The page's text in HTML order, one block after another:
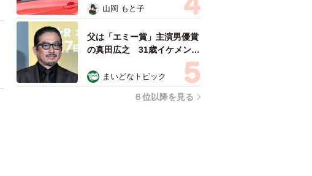
憩まで分刻み… 「大学生で
も組まねえよ！」
山岡 もと子
父は「エミー賞」主演男優賞
の真田広之 31歳イケメン俳
優が長髪ヒゲのワイルド近影
「ガチヒロさんそっくり」
「新たな一面もステキ」
まいどなトピック
６位以降を見る